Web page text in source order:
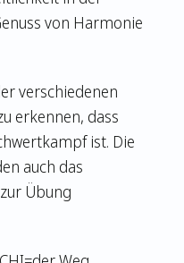
von Harmonie
verschiedenen
erkennen, dass
ist. Die
auch das
Übung